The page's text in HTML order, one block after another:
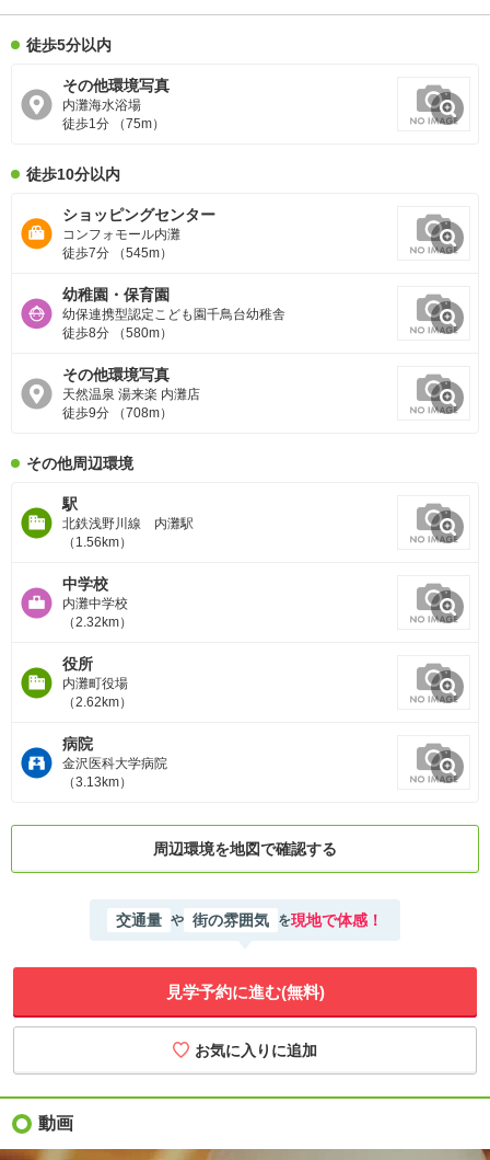
徒歩5分以内
その他環境写真
内灘海水浴場
徒歩1分 （75m）
徒歩10分以内
ショッピングセンター
コンフォモール内灘
徒歩7分 （545m）
幼稚園・保育園
幼保連携型認定こども園千鳥台幼稚舎
徒歩8分 （580m）
その他環境写真
天然温泉 湯来楽 内灘店
徒歩9分 （708m）
その他周辺環境
駅
北鉄浅野川線 内灘駅
（1.56km）
中学校
内灘中学校
（2.32km）
役所
内灘町役場
（2.62km）
病院
金沢医科大学病院
（3.13km）
周辺環境を地図で確認する
交通量 や 街の雰囲気 を現地で体感！
見学予約に進む(無料)
動画